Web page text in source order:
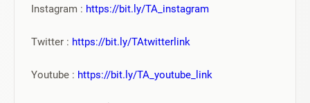
Instagram : https://bit.ly/TA_instagram
Twitter : https://bit.ly/TAtwitterlink
Youtube : https://bit.ly/TA_youtube_link